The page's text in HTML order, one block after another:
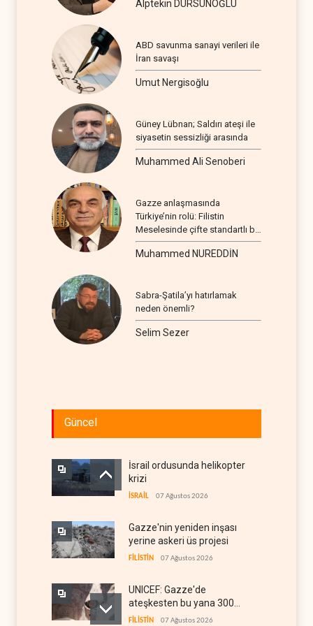
Alptekin DURSUNOĞLU
ABD savunma sanayi verileri ile
İran savaşı
Umut Nergisoğlu
Güney Lübnan; Saldırı ateşi ile
siyasetin sessizliği arasında
Muhammed Ali Senoberi
Gazze anlaşmasında
Türkiye’nin rolü: Filistin
Meselesinde çifte standartlı bir
seyir
Muhammed NUREDDİN
Sabra-Şatila’yı hatırlamak
neden önemli?
Selim Sezer
Güncel
İsrail ordusunda helikopter
krizi
İSRAİL 07 Ağustos 2026
Gazze'nin yeniden inşası
yerine askeri üs projesi
FİLİSTİN 07 Ağustos 2026
UNICEF: Gazze'de
ateşkesten bu yana 300
çocuk öldürüldü
FİLİSTİN 07 Ağustos 2026